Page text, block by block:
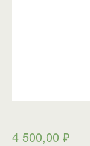
4 500,00 ₽